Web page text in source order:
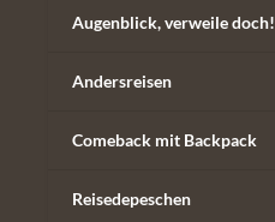
Augenblick, verweile doch!
Andersreisen
Comeback mit Backpack
Reisedepeschen